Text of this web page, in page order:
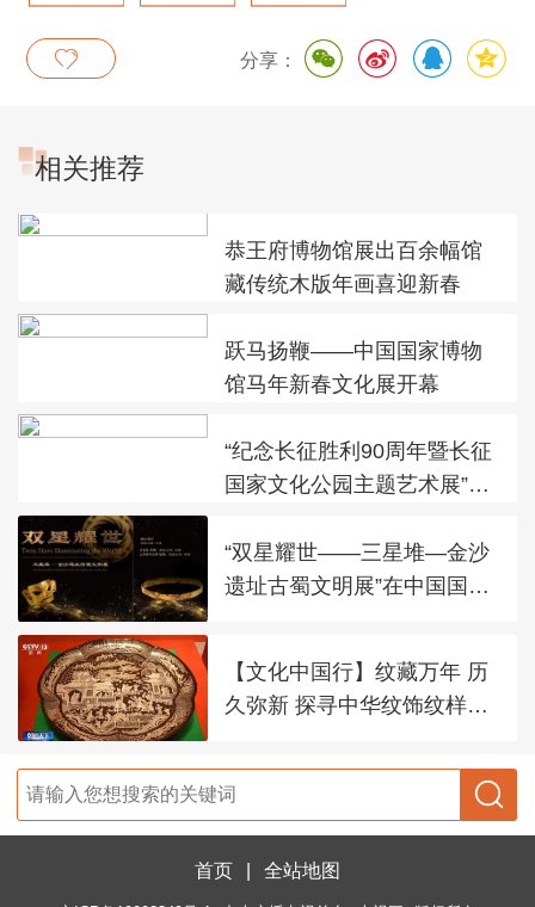
分享：
相关推荐
恭王府博物馆展出百余幅馆
藏传统木版年画喜迎新春
跃马扬鞭——中国国家博物
馆马年新春文化展开幕
“纪念长征胜利90周年暨长征
国家文化公园主题艺术展”在
“双星耀世——三星堆—金沙
遗址古蜀文明展”在中国国家
【文化中国行】纹藏万年 历
久弥新 探寻中华纹饰纹样之
首页 全站地图